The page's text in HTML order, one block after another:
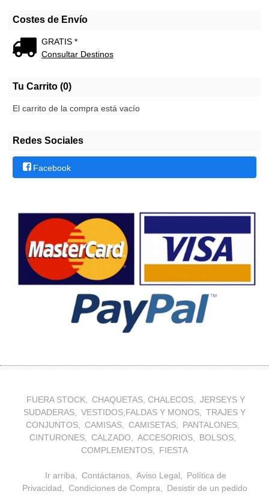
Costes de Envío
GRATIS *
Consultar Destinos
Tu Carrito (0)
El carrito de la compra está vacío
Redes Sociales
Facebook
FUERA STOCK CHAQUETAS, CHALECOS
JERSEYS Y
SUDADERAS
VESTIDOS,FALDAS Y MONOS
TRAJES Y
CONJUNTOS
CAMISAS CAMISETAS
PANTALONES
CINTURONES
CALZADO ACCESORIOS
BOLSOS
COMPLEMENTOS
FIESTA
Ir arriba Contáctanos Aviso Legal
Política de
Privacidad
Condiciones de Compra Desistir de un pedido